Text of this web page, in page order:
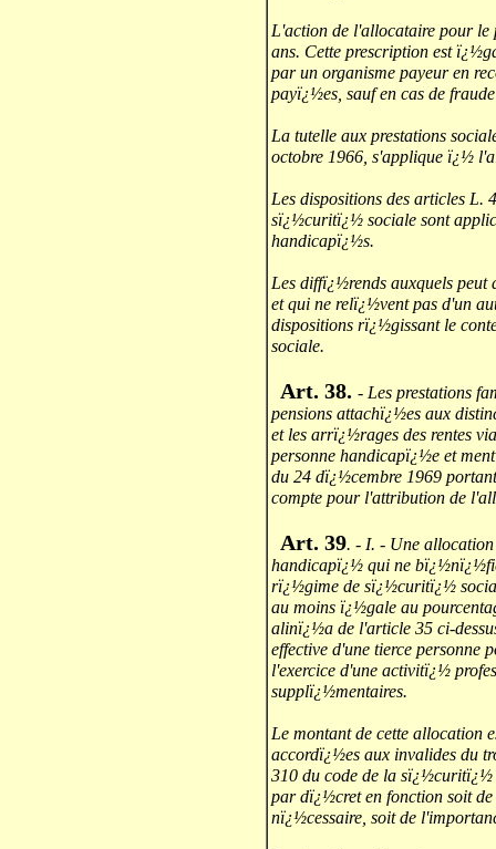
L'action de l'allocataire pour le
ans. Cette prescription est
par un organisme payeur en
payï¿½es, sauf en cas de
La tutelle aux prestations
octobre 1966, s'applique ï¿½
Les dispositions des articles L.
sï¿½curitï¿½ sociale sont
handicapï¿½s.
Les diffï¿½rends auxquels
et qui ne relï¿½vent pas d'un
dispositions rï¿½gissant le
sociale.
Art. 38. - Les prestations
pensions attachï¿½es aux
et les arrï¿½rages des rentes
personne handicapï¿½e et
du 24 dï¿½cembre 1969
compte pour l'attribution de
Art. 39. - I. - Une
handicapï¿½ qui ne
rï¿½gime de sï¿½curitï¿½
au moins ï¿½gale au
alinï¿½a de l'article 35 ci-
effective d'une tierce personne
l'exercice d'une activitï¿½
supplï¿½mentaires.
Le montant de cette
accordï¿½es aux invalides du
310 du code de la sï¿½curitï¿½
par dï¿½cret en fonction soit
nï¿½cessaire, soit de